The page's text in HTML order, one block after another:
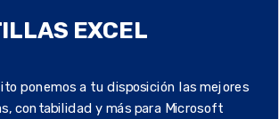
ponemos a tu disposición las mejores
contabilidad y más para Microsoft
EXCEL